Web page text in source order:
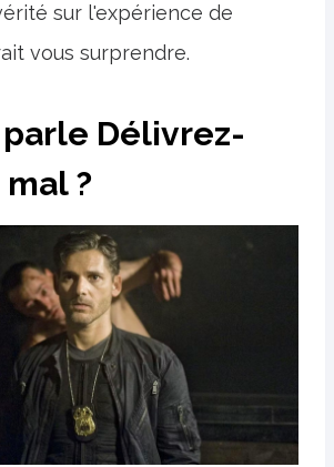
sur l'expérience de
vous surprendre.
Délivrez-
?